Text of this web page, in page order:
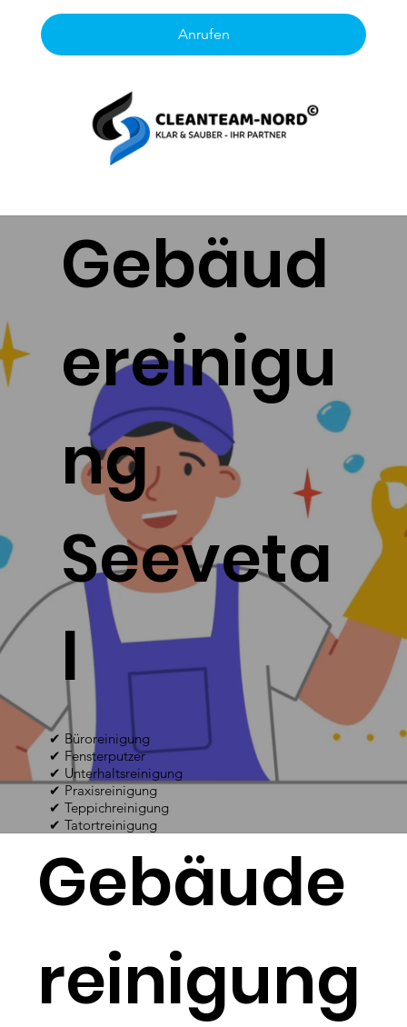
Anrufen
Gebäud
ereinigu
ng
Seeveta
l
✔ Büroreinigung
✔ Fensterputzer
✔ Unterhaltsreinigung
✔ Praxisreinigung
✔ Teppichreinigung
✔ Tatortreinigung
Gebäude
reinigung